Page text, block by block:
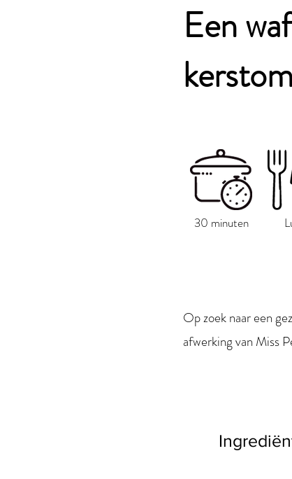
Een
30 minuten
Op zoek naar een
afwerking van Miss